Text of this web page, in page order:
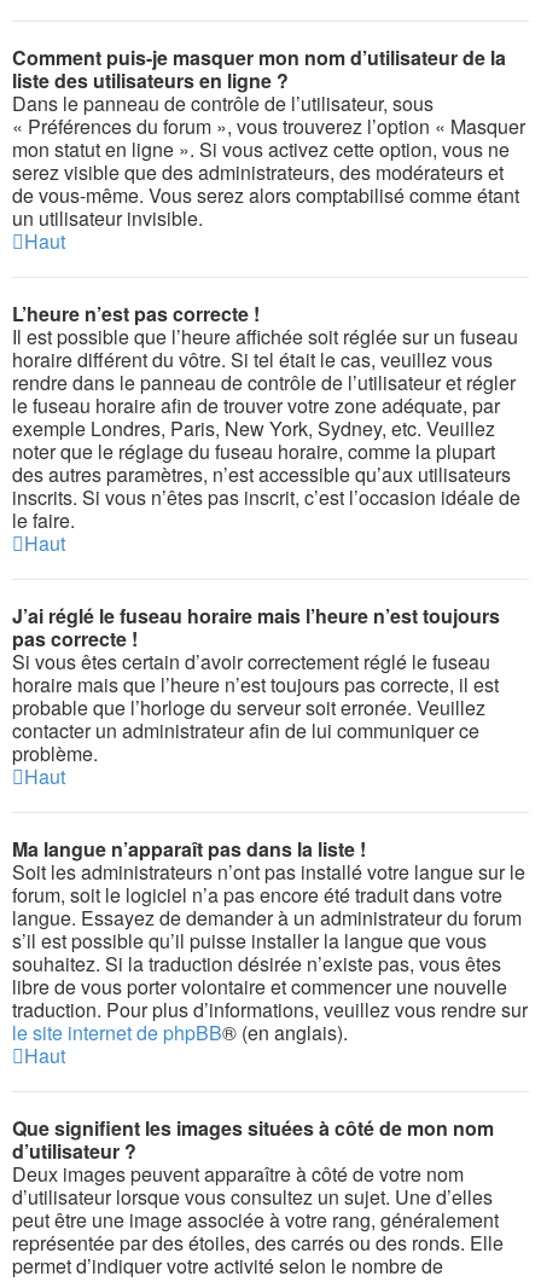
Comment puis-je masquer mon nom d’utilisateur de la
liste des utilisateurs en ligne ?
Dans le panneau de contrôle de l’utilisateur, sous
« Préférences du forum », vous trouverez l’option « Masquer
mon statut en ligne ». Si vous activez cette option, vous ne
serez visible que des administrateurs, des modérateurs et
de vous-même. Vous serez alors comptabilisé comme étant
un utilisateur invisible.
Haut
L’heure n’est pas correcte !
Il est possible que l’heure affichée soit réglée sur un fuseau
horaire différent du vôtre. Si tel était le cas, veuillez vous
rendre dans le panneau de contrôle de l’utilisateur et régler
le fuseau horaire afin de trouver votre zone adéquate, par
exemple Londres, Paris, New York, Sydney, etc. Veuillez
noter que le réglage du fuseau horaire, comme la plupart
des autres paramètres, n’est accessible qu’aux utilisateurs
inscrits. Si vous n’êtes pas inscrit, c’est l’occasion idéale de
le faire.
Haut
J’ai réglé le fuseau horaire mais l’heure n’est toujours
pas correcte !
Si vous êtes certain d’avoir correctement réglé le fuseau
horaire mais que l’heure n’est toujours pas correcte, il est
probable que l’horloge du serveur soit erronée. Veuillez
contacter un administrateur afin de lui communiquer ce
problème.
Haut
Ma langue n’apparaît pas dans la liste !
Soit les administrateurs n’ont pas installé votre langue sur le
forum, soit le logiciel n’a pas encore été traduit dans votre
langue. Essayez de demander à un administrateur du forum
s’il est possible qu’il puisse installer la langue que vous
souhaitez. Si la traduction désirée n’existe pas, vous êtes
libre de vous porter volontaire et commencer une nouvelle
traduction. Pour plus d’informations, veuillez vous rendre sur
le site internet de phpBB® (en anglais).
Haut
Que signifient les images situées à côté de mon nom
d’utilisateur ?
Deux images peuvent apparaître à côté de votre nom
d’utilisateur lorsque vous consultez un sujet. Une d’elles
peut être une image associée à votre rang, généralement
représentée par des étoiles, des carrés ou des ronds. Elle
permet d’indiquer votre activité selon le nombre de